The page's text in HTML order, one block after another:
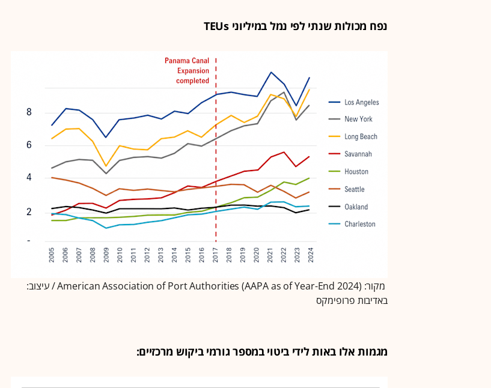
נפח מכולות שנתי לפי נמל במיליוני TEUs
מקור: American Association of Port Authorities (AAPA as of Year-End 2024) / עיצוב:
באדיבות פרופימקס
מגמות אלו באות לידי ביטוי במספר גורמי ביקוש מרכזיים: